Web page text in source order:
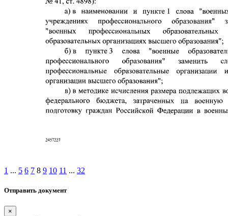
1 ... 5 6 7 8 9 10 11 ... 32
Отправить документ
×